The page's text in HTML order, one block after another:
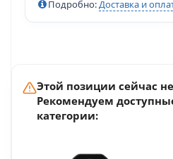
Подробно:Доставка и
Этой позиции сейчас
Рекомендуем
категории: